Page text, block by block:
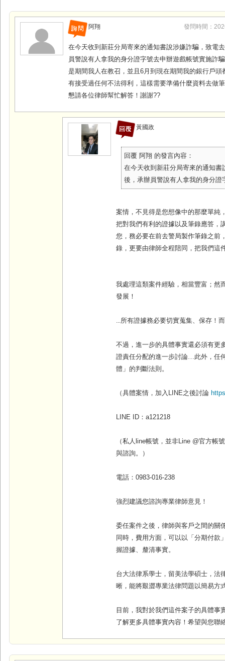
阿翔 發問時間：
在今天收到新莊分局寄來的通知書說涉嫌詐騙，致電
員警說有人拿我的身分證字號去申辦遊戲帳號實施詐
是期間我人在教召，並且6月到現在期間我的銀行戶頭
有接受過任何不法得利，這樣需要準備什麼資料去做
懇請各位律師幫忙解答！謝謝??
黃國政
回覆 阿翔 的發言內容：
在今天收到新莊分局寄來的通知
後，承辦員警說有人拿我的身分
案情，不見得是您想像中的那麼單純
把對我們有利的證據以及筆錄應答，
您，務必要在前去警局製作筆錄之前
錄，更要由律師全程陪同，把我們這
我處理這類案件經驗，相當豐富；然
發展！
...所有證據務必要切實蒐集、保存！
不過，進一步的具體事實還必須有更
證責任分配的進一步討論…此外，任
體」的判斷法則。
（具體案情，加入 LINE之後討論
LINE ID ：a121218
（私人line帳號，並非Line @官方帳
與諮詢。）
電話：0983-016-238
強烈建議您諮詢專業律師意見！
委任案件之後，律師與客戶之間的關
同時，費用方面，可以以「分期付款
握證據、釐清事實。
台大法律系學士，留美法學碩士，法
晰，能將艱澀專業法律問題以簡易方
目前，我對於我們這件案子的具體事
了解更多具體事實內容！希望與您聯